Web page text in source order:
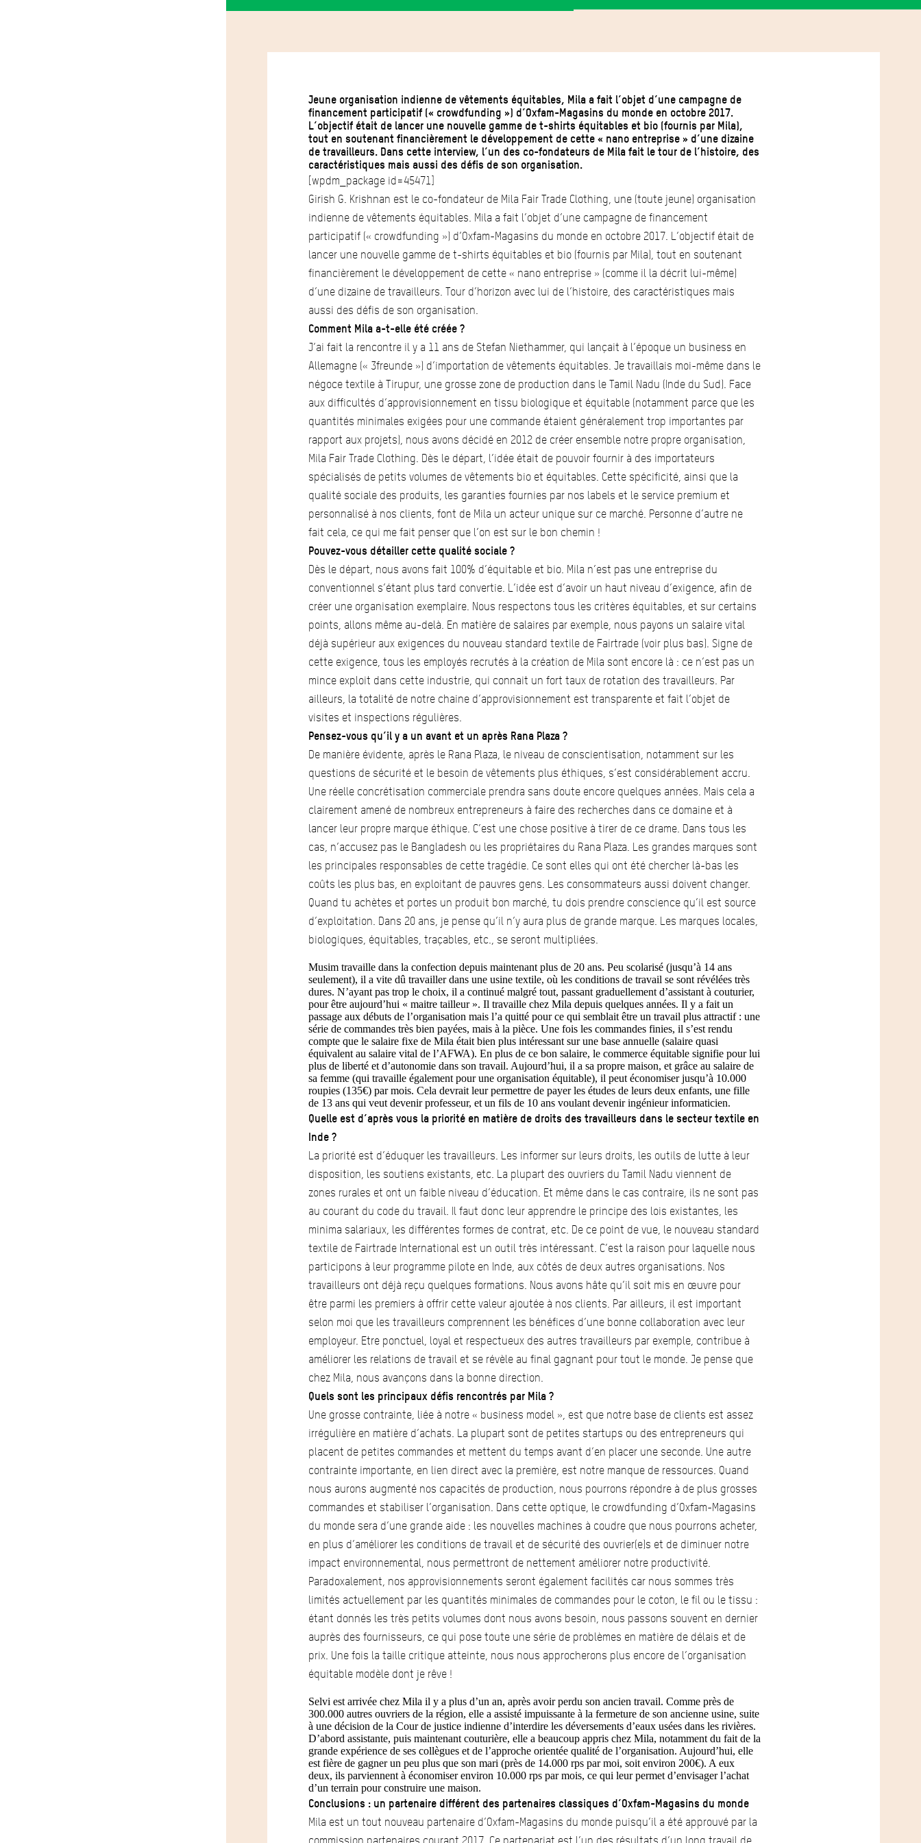
Jeune organisation indienne de vêtements équitables, Mila a fait l’objet d’une campagne de
financement participatif (« crowdfunding ») d’Oxfam-Magasins du monde en octobre 2017.
L’objectif était de lancer une nouvelle gamme de t-shirts équitables et bio (fournis par Mila),
tout en soutenant financièrement le développement de cette « nano entreprise » d’une dizaine
de travailleurs. Dans cette interview, l’un des co-fondateurs de Mila fait le tour de l’histoire, des
caractéristiques mais aussi des défis de son organisation.
[wpdm_package id=45471]
Girish G. Krishnan est le co-fondateur de Mila Fair Trade Clothing, une (toute jeune) organisation
indienne de vêtements équitables. Mila a fait l’objet d’une campagne de financement
participatif (« crowdfunding ») d’Oxfam-Magasins du monde en octobre 2017. L’objectif était de
lancer une nouvelle gamme de t-shirts équitables et bio (fournis par Mila), tout en soutenant
financièrement le développement de cette « nano entreprise » (comme il la décrit lui-même)
d’une dizaine de travailleurs. Tour d’horizon avec lui de l’histoire, des caractéristiques mais
aussi des défis de son organisation.
Comment Mila a-t-elle été créée ?
J’ai fait la rencontre il y a 11 ans de Stefan Niethammer, qui lançait à l’époque un business en
Allemagne (« 3freunde ») d’importation de vêtements équitables. Je travaillais moi-même dans le
négoce textile à Tirupur, une grosse zone de production dans le Tamil Nadu (Inde du Sud). Face
aux difficultés d’approvisionnement en tissu biologique et équitable (notamment parce que les
quantités minimales exigées pour une commande étaient généralement trop importantes par
rapport aux projets), nous avons décidé en 2012 de créer ensemble notre propre organisation,
Mila Fair Trade Clothing. Dès le départ, l’idée était de pouvoir fournir à des importateurs
spécialisés de petits volumes de vêtements bio et équitables. Cette spécificité, ainsi que la
qualité sociale des produits, les garanties fournies par nos labels et le service premium et
personnalisé à nos clients, font de Mila un acteur unique sur ce marché. Personne d’autre ne
fait cela, ce qui me fait penser que l’on est sur le bon chemin !
Pouvez-vous détailler cette qualité sociale ?
Dès le départ, nous avons fait 100% d’équitable et bio. Mila n’est pas une entreprise du
conventionnel s’étant plus tard convertie. L’idée est d’avoir un haut niveau d’exigence, afin de
créer une organisation exemplaire. Nous respectons tous les critères équitables, et sur certains
points, allons même au-delà. En matière de salaires par exemple, nous payons un salaire vital
déjà supérieur aux exigences du nouveau standard textile de Fairtrade (voir plus bas). Signe de
cette exigence, tous les employés recrutés à la création de Mila sont encore là : ce n’est pas un
mince exploit dans cette industrie, qui connait un fort taux de rotation des travailleurs. Par
ailleurs, la totalité de notre chaine d’approvisionnement est transparente et fait l’objet de
visites et inspections régulières.
Pensez-vous qu’il y a un avant et un après Rana Plaza ?
De manière évidente, après le Rana Plaza, le niveau de conscientisation, notamment sur les
questions de sécurité et le besoin de vêtements plus éthiques, s’est considérablement accru.
Une réelle concrétisation commerciale prendra sans doute encore quelques années. Mais cela a
clairement amené de nombreux entrepreneurs à faire des recherches dans ce domaine et à
lancer leur propre marque éthique. C’est une chose positive à tirer de ce drame. Dans tous les
cas, n’accusez pas le Bangladesh ou les propriétaires du Rana Plaza. Les grandes marques sont
les principales responsables de cette tragédie. Ce sont elles qui ont été chercher là-bas les
coûts les plus bas, en exploitant de pauvres gens. Les consommateurs aussi doivent changer.
Quand tu achètes et portes un produit bon marché, tu dois prendre conscience qu’il est source
d’exploitation. Dans 20 ans, je pense qu’il n’y aura plus de grande marque. Les marques locales,
biologiques, équitables, traçables, etc., se seront multipliées.
Musim travaille dans la confection depuis maintenant plus de 20 ans. Peu scolarisé (jusqu’à 14 ans
seulement), il a vite dû travailler dans une usine textile, où les conditions de travail se sont révélées très
dures. N’ayant pas trop le choix, il a continué malgré tout, passant graduellement d’assistant à couturier,
pour être aujourd’hui « maitre tailleur ». Il travaille chez Mila depuis quelques années. Il y a fait un
passage aux débuts de l’organisation mais l’a quitté pour ce qui semblait être un travail plus attractif : une
série de commandes très bien payées, mais à la pièce. Une fois les commandes finies, il s’est rendu
compte que le salaire fixe de Mila était bien plus intéressant sur une base annuelle (salaire quasi
équivalent au salaire vital de l’AFWA). En plus de ce bon salaire, le commerce équitable signifie pour lui
plus de liberté et d’autonomie dans son travail. Aujourd’hui, il a sa propre maison, et grâce au salaire de
sa femme (qui travaille également pour une organisation équitable), il peut économiser jusqu’à 10.000
roupies (135€) par mois. Cela devrait leur permettre de payer les études de leurs deux enfants, une fille
de 13 ans qui veut devenir professeur, et un fils de 10 ans voulant devenir ingénieur informaticien.
Quelle est d’après vous la priorité en matière de droits des travailleurs dans le secteur textile en
Inde ?
La priorité est d’éduquer les travailleurs. Les informer sur leurs droits, les outils de lutte à leur
disposition, les soutiens existants, etc. La plupart des ouvriers du Tamil Nadu viennent de
zones rurales et ont un faible niveau d’éducation. Et même dans le cas contraire, ils ne sont pas
au courant du code du travail. Il faut donc leur apprendre le principe des lois existantes, les
minima salariaux, les différentes formes de contrat, etc. De ce point de vue, le nouveau standard
textile de Fairtrade International est un outil très intéressant. C’est la raison pour laquelle nous
participons à leur programme pilote en Inde, aux côtés de deux autres organisations. Nos
travailleurs ont déjà reçu quelques formations. Nous avons hâte qu’il soit mis en œuvre pour
être parmi les premiers à offrir cette valeur ajoutée à nos clients. Par ailleurs, il est important
selon moi que les travailleurs comprennent les bénéfices d’une bonne collaboration avec leur
employeur. Etre ponctuel, loyal et respectueux des autres travailleurs par exemple, contribue à
améliorer les relations de travail et se révèle au final gagnant pour tout le monde. Je pense que
chez Mila, nous avançons dans la bonne direction.
Quels sont les principaux défis rencontrés par Mila ?
Une grosse contrainte, liée à notre « business model », est que notre base de clients est assez
irrégulière en matière d’achats. La plupart sont de petites startups ou des entrepreneurs qui
placent de petites commandes et mettent du temps avant d’en placer une seconde. Une autre
contrainte importante, en lien direct avec la première, est notre manque de ressources. Quand
nous aurons augmenté nos capacités de production, nous pourrons répondre à de plus grosses
commandes et stabiliser l’organisation. Dans cette optique, le crowdfunding d’Oxfam-Magasins
du monde sera d’une grande aide : les nouvelles machines à coudre que nous pourrons acheter,
en plus d’améliorer les conditions de travail et de sécurité des ouvrier(e)s et de diminuer notre
impact environnemental, nous permettront de nettement améliorer notre productivité.
Paradoxalement, nos approvisionnements seront également facilités car nous sommes très
limités actuellement par les quantités minimales de commandes pour le coton, le fil ou le tissu :
étant donnés les très petits volumes dont nous avons besoin, nous passons souvent en dernier
auprès des fournisseurs, ce qui pose toute une série de problèmes en matière de délais et de
prix. Une fois la taille critique atteinte, nous nous approcherons plus encore de l’organisation
équitable modèle dont je rêve !
Selvi est arrivée chez Mila il y a plus d’un an, après avoir perdu son ancien travail. Comme près de
300.000 autres ouvriers de la région, elle a assisté impuissante à la fermeture de son ancienne usine, suite
à une décision de la Cour de justice indienne d’interdire les déversements d’eaux usées dans les rivières.
D’abord assistante, puis maintenant couturière, elle a beaucoup appris chez Mila, notamment du fait de la
grande expérience de ses collègues et de l’approche orientée qualité de l’organisation. Aujourd’hui, elle
est fière de gagner un peu plus que son mari (près de 14.000 rps par moi, soit environ 200€). A eux
deux, ils parviennent à économiser environ 10.000 rps par mois, ce qui leur permet d’envisager l’achat
d’un terrain pour construire une maison.
Conclusions : un partenaire différent des partenaires classiques d’Oxfam-Magasins du monde
Mila est un tout nouveau partenaire d’Oxfam-Magasins du monde puisqu’il a été approuvé par la